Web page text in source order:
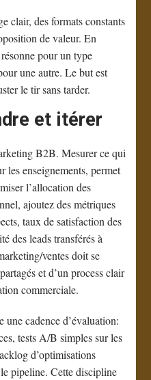
clair, des formats constants
de valeur. En
pour un type
une autre. Le but est
le tir sans tarder.
et itérer
B2B. Mesurer ce qui
les enseignements, permet
l’allocation des
ajoutez des métriques
taux de satisfaction des
des leads transférés à
ventes doit se
et d’un process clair
commerciale.
une cadence d’évaluation:
tests A/B simples sur les
d’optimisations
pipeline. Cette discipline